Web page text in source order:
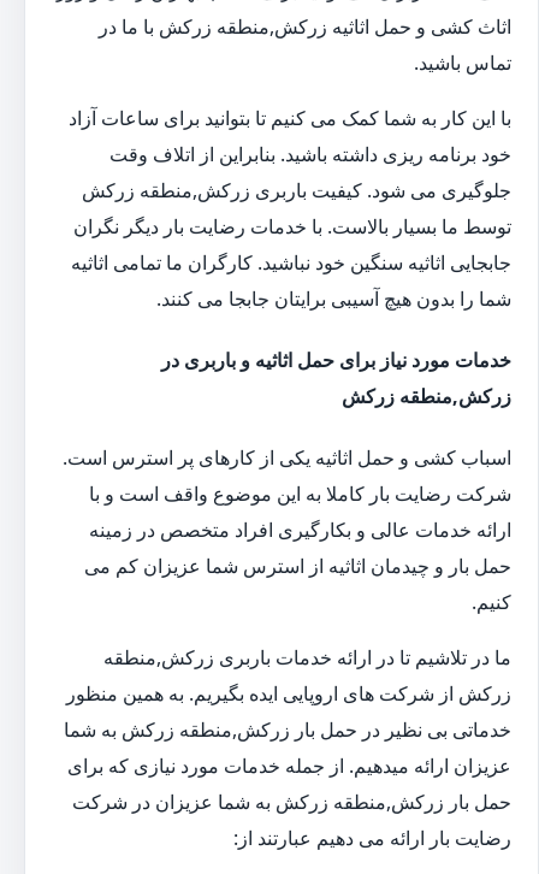
اثاث کشی و حمل اثاثیه زرکش,منطقه زرکش با ما در
تماس باشید.
با این کار به شما کمک می کنیم تا بتوانید برای ساعات آزاد
خود برنامه ریزی داشته باشید. بنابراین از اتلاف وقت
جلوگیری می شود. کیفیت باربری زرکش,منطقه زرکش
توسط ما بسیار بالاست. با خدمات رضایت بار دیگر نگران
جابجایی اثاثیه سنگین خود نباشید. کارگران ما تمامی اثاثیه
شما را بدون هیچ آسیبی برایتان جابجا می کنند.
خدمات مورد نیاز برای حمل اثاثیه و باربری در
زرکش,منطقه زرکش
اسباب کشی و حمل اثاثیه یکی از کارهای پر استرس است.
شرکت رضایت بار کاملا به این موضوع واقف است و با
ارائه خدمات عالی و بکارگیری افراد متخصص در زمینه
حمل بار و چیدمان اثاثیه از استرس شما عزیزان کم می
کنیم.
ما در تلاشیم تا در ارائه خدمات باربری زرکش,منطقه
زرکش از شرکت های اروپایی ایده بگیریم. به همین منظور
خدماتی بی نظیر در حمل بار زرکش,منطقه زرکش به شما
عزیزان ارائه میدهیم. از جمله خدمات مورد نیازی که برای
حمل بار زرکش,منطقه زرکش به شما عزیزان در شرکت
رضایت بار ارائه می دهیم عبارتند از: